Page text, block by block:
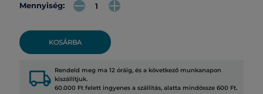
Mennyiség:
KOSÁRBA
local_shipping Rendeld meg ma 12 óráig, és a következő munkanapon
kiszállítjuk.
60.000 Ft felett ingyenes a szállítás, alatta mindössze 600 Ft.